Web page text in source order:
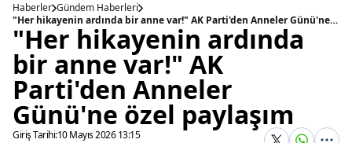
Haberler Gündem Haberleri
"Her hikayenin ardında bir anne var!" AK Parti'den Anneler Günü'ne özel paylaşım
"Her hikayenin ardında
bir anne var!" AK
Parti'den Anneler
Günü'ne özel paylaşım
Giriş Tarihi:10 Mayıs 2026 13:15